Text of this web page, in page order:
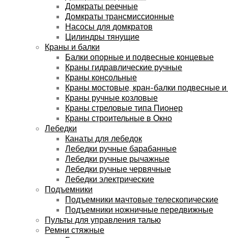
Домкраты реечные
Домкраты трансмиссионные
Насосы для домкратов
Цилиндры тянущие
Краны и балки
Балки опорные и подвесные концевые
Краны гидравлические ручные
Краны консольные
Краны мостовые, кран-балки подвесные
Краны ручные козловые
Краны стреловые типа Пионер
Краны строительные в Окно
Лебедки
Канаты для лебедок
Лебедки ручные барабанные
Лебедки ручные рычажные
Лебедки ручные червячные
Лебедки электрические
Подъемники
Подъемники мачтовые телескопические
Подъемники ножничные передвижные
Пульты для управления талью
Ремни стяжные